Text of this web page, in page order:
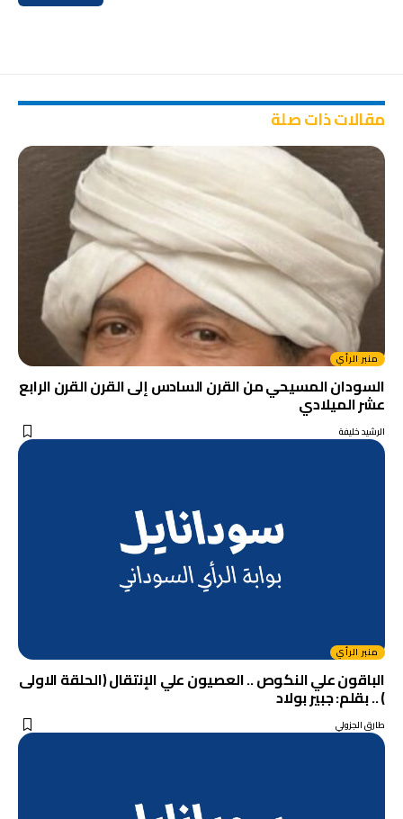
مقالات ذات صلة
منبر الرأي
السودان المسيحي من القرن السادس إلى القرن القرن الرابع
عشر الميلادي
الرشيد خليفة
منبر الرأي
الباقون علي النكوص .. العصيون علي الإنتقال (الحلقة الاولى
) .. بقلم: جبير بولاد
طارق الجزولي